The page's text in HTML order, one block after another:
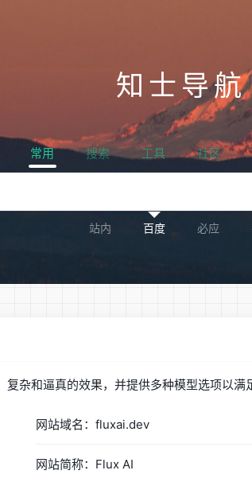
知士导航
常用 搜索 工具 社区
站内 百度 必应
杂和逼真的效果，并提供多种模型选项以满
网站域名：fluxai.dev
网站简称：Flux AI